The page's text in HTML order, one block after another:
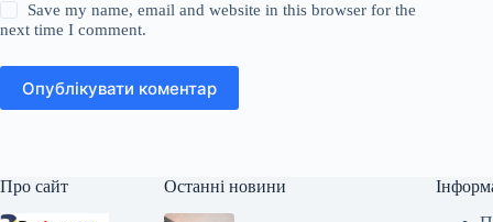
Save my name, email and website in this browser for the
next time I comment.
Опублікувати коментар
Про сайт Останні новини